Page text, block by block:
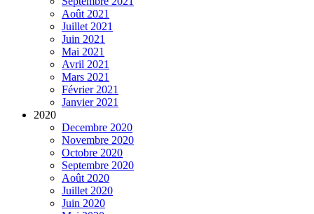
Août 2021
Juillet 2021
Juin 2021
Mai 2021
Avril 2021
Mars 2021
Février 2021
Janvier 2021
2020
Decembre 2020
Novembre 2020
Octobre 2020
Septembre 2020
Août 2020
Juillet 2020
Juin 2020